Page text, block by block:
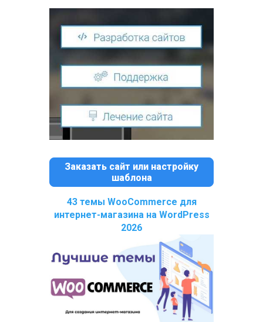
Заказать сайт или настройку
шаблона
43 темы WooCommerce для
интернет-магазина на WordPress
2026